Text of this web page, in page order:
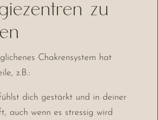
zu
Chakrensystem hat
z.B.:
dich gestärkt und in deiner
auch wenn es stressig wird